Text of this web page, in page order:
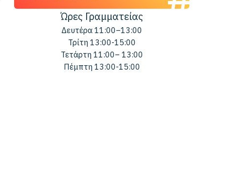
Ώρες Γραμματείας
Δευτέρα 11:00–13:00
Τρίτη 13:00-15:00
Τετάρτη 11:00– 13:00
Πέμπτη 13:00-15:00